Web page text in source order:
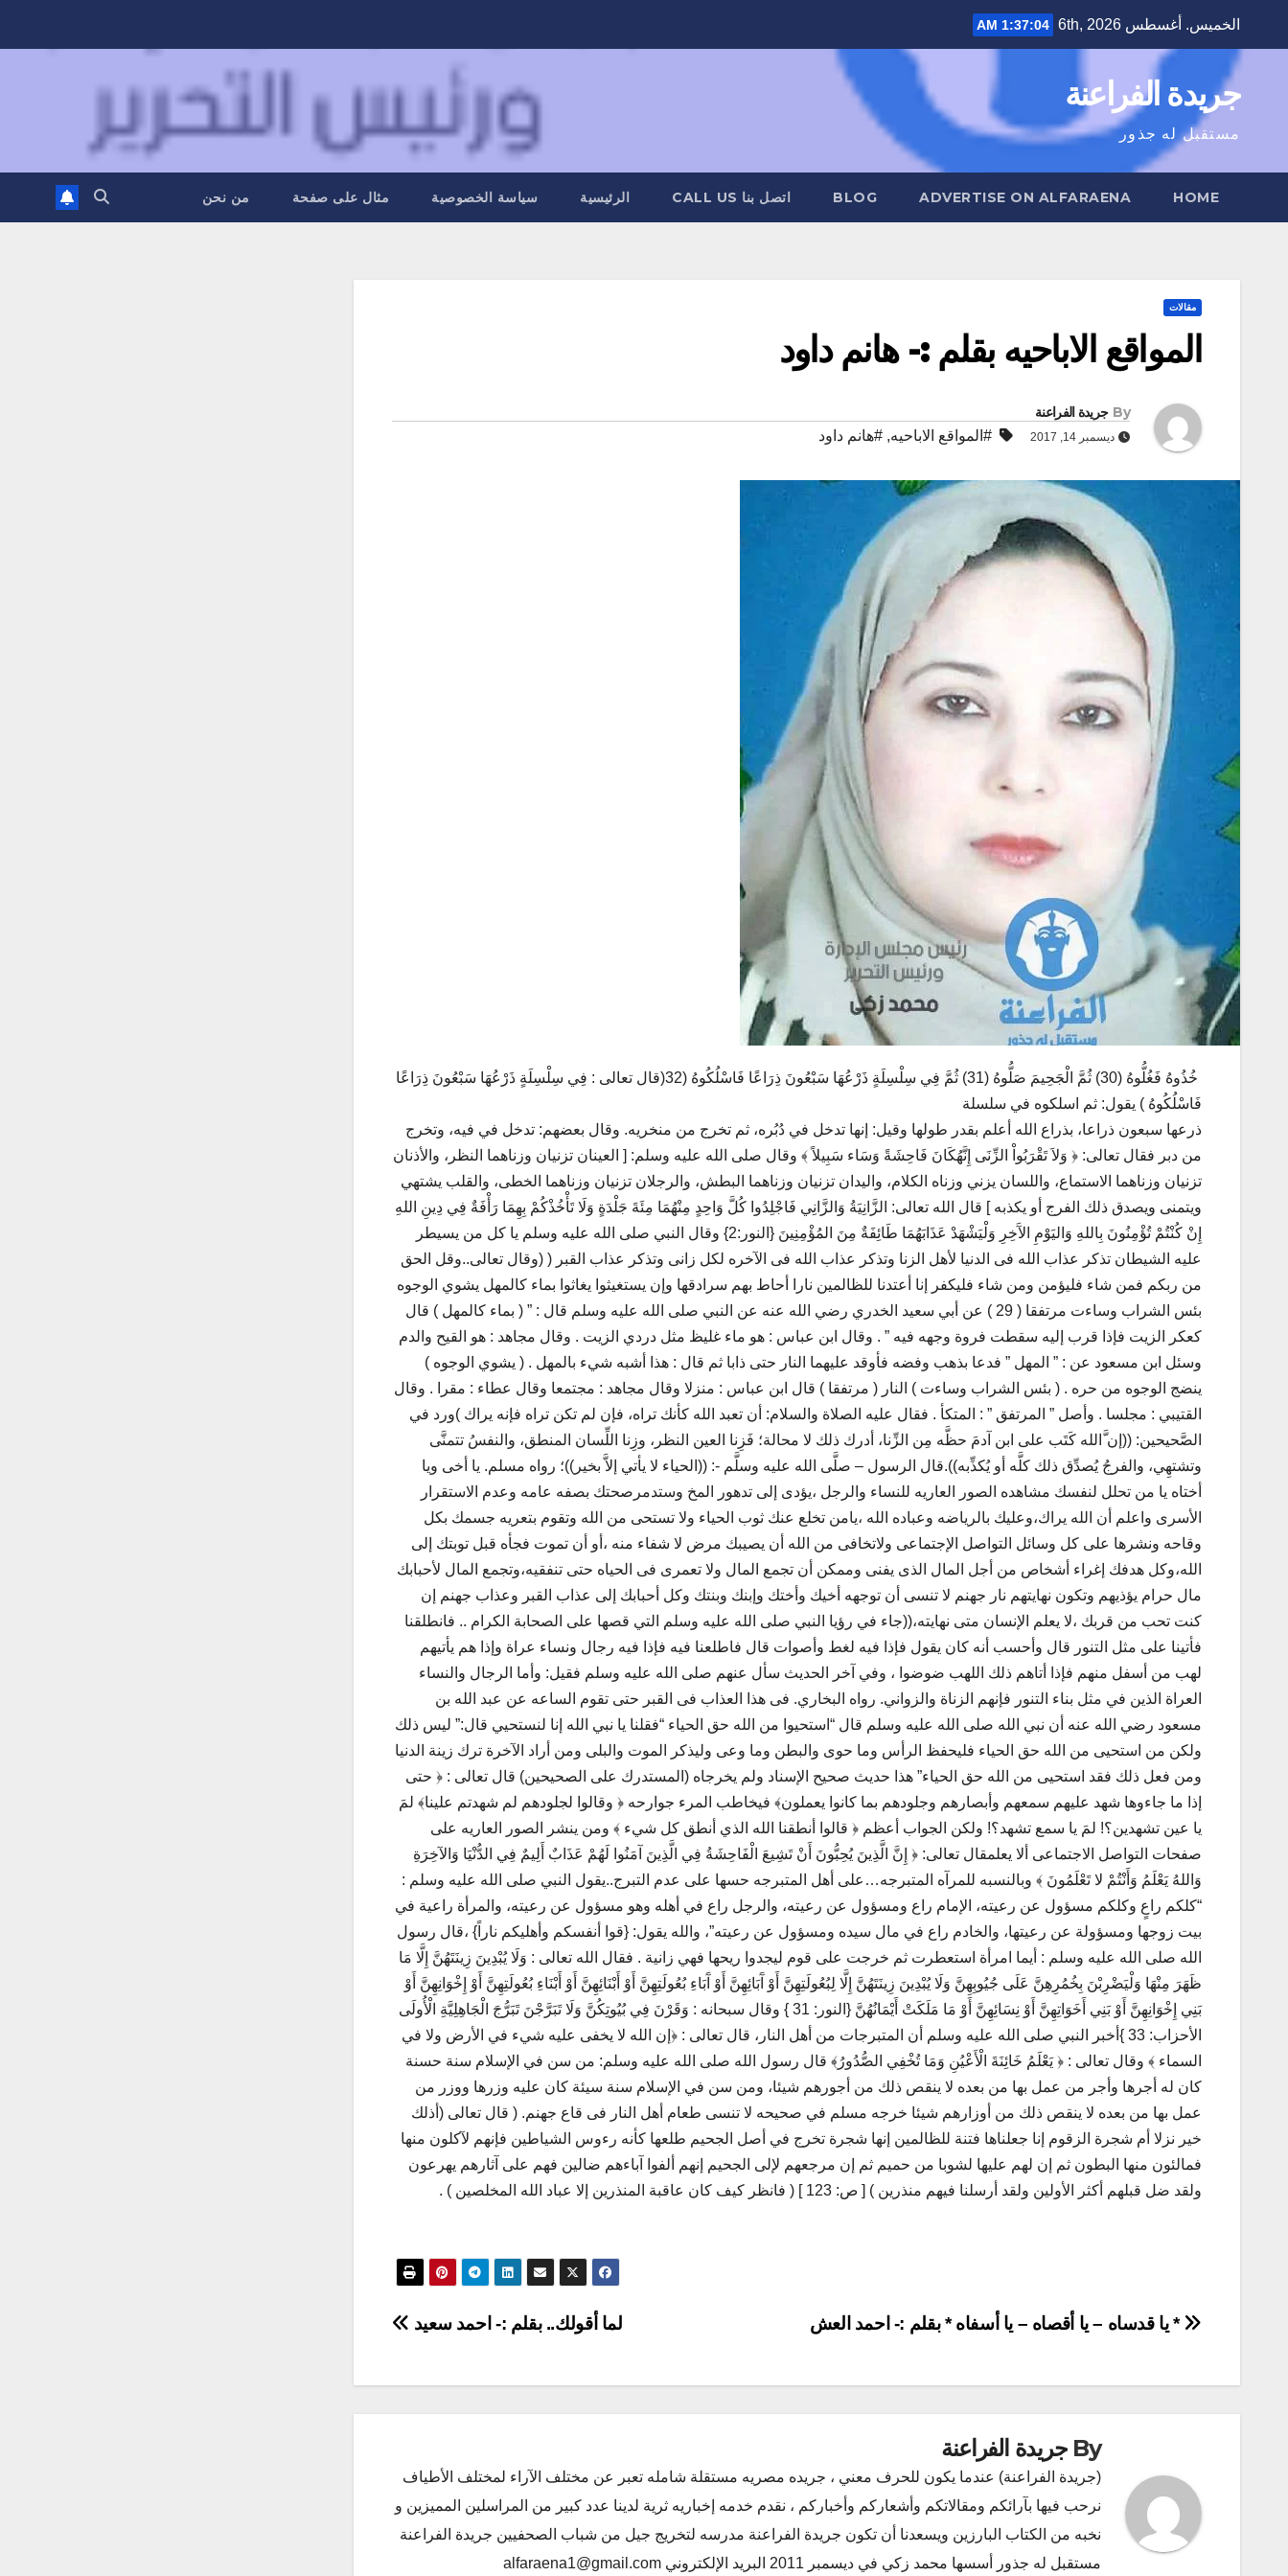
الخميس. أغسطس 6th, 2026 1:37:05 AM
جريدة الفراعنة
مستقبل له جذور
HOME
ADVERTISE ON ALFARAENA
BLOG اتصل بنا CALL US الرئيسية سياسة الخصوصية مثال على صفحة من نحن
مقالات
المواقع الاباحيه بقلم :- هانم داود
By جريدة الفراعنة
ديسمبر 14, 2017 #المواقع الاباحيه, #هانم داود
خُذُوهُ فَغُلُّوهُ (30) ثُمَّ الْجَحِيمَ صَلُّوهُ (31) ثُمَّ فِي سِلْسِلَةٍ ذَرْعُهَا سَبْعُونَ ذِرَاعًا فَاسْلُكُوهُ (32(قال تعالى : فِي سِلْسِلَةٍ ذَرْعُهَا سَبْعُونَ ذِرَاعًا
فَاسْلُكُوهُ ) يقول: ثم اسلكوه في سلسلة
ذرعها سبعون ذراعا، بذراع الله أعلم بقدر طولها وقيل: إنها تدخل في دُبُره، ثم تخرج من منخريه. وقال بعضهم: تدخل في فيه، وتخرج
من دبر فقال تعالى: ﴿ وَلاَ تَقْرَبُواْ الزِّنَى إِنَّهُكَانَ فَاحِشَةً وَسَاء سَبِيلاً ﴾ وقال صلى الله عليه وسلم: [ العينان تزنيان وزناهما النظر، والأذنان
تزنيان وزناهما الاستماع، واللسان يزني وزناه الكلام، واليدان تزنيان وزناهما البطش، والرجلان تزنيان وزناهما الخطى، والقلب يشتهي
ويتمنى ويصدق ذلك الفرج أو يكذبه ] قال الله تعالى: الزَّانِيَةُ وَالزَّانِي فَاجْلِدُوا كُلَّ وَاحِدٍ مِنْهُمَا مِئَةَ جَلْدَةٍ وَلَا تَأْخُذْكُمْ بِهِمَا رَأْفَةٌ فِي دِينِ اللهِ
إِنْ كُنْتُمْ تُؤْمِنُونَ بِاللهِ وَاليَوْمِ الآَخِرِ وَلْيَشْهَدْ عَذَابَهُمَا طَائِفَةٌ مِنَ المُؤْمِنِينَ {النور:2} وقال النبي صلى الله عليه وسلم يا كل من يسيطر
عليه الشيطان تذكر عذاب الله فى الدنيا لأهل الزنا وتذكر عذاب الله فى الآخره لكل زانى وتذكر عذاب القبر ( (وقال تعالى..وقل الحق
من ربكم فمن شاء فليؤمن ومن شاء فليكفر إنا أعتدنا للظالمين نارا أحاط بهم سرادقها وإن يستغيثوا يغاثوا بماء كالمهل يشوي الوجوه
بئس الشراب وساءت مرتفقا ( 29 ) عن أبي سعيد الخدري رضي الله عنه عن النبي صلى الله عليه وسلم قال : ” ( بماء كالمهل ) قال
كعكر الزيت فإذا قرب إليه سقطت فروة وجهه فيه ” . وقال ابن عباس : هو ماء غليظ مثل دردي الزيت . وقال مجاهد : هو القيح والدم
وسئل ابن مسعود عن : ” المهل ” فدعا بذهب وفضه فأوقد عليهما النار حتى ذابا ثم قال : هذا أشبه شيء بالمهل . ( يشوي الوجوه )
ينضج الوجوه من حره . ( بئس الشراب وساءت ) النار ( مرتفقا ) قال ابن عباس : منزلا وقال مجاهد : مجتمعا وقال عطاء : مقرا . وقال
القتيبي : مجلسا . وأصل ” المرتفق ” : المتكأ . فقال عليه الصلاة والسلام: أن تعبد الله كأنك تراه، فإن لم تكن تراه فإنه يراك )ورد في
الصَّحيحين: ((إن َّالله كَتَب على ابن آدمَ حظَّه مِن الزِّنا، أدرك ذلك لا محالة؛ فَزِنا العين النظر، وزِنا اللِّسان المنطق، والنفسُ تتمنَّى
وتشتهِي، والفرجُ يُصدِّق ذلك كلَّه أو يُكذِّبه)).قال الرسول – صلَّى الله عليه وسلَّم -: ((الحياء لا يأتي إلاَّ بخير))؛ رواه مسلم. يا أخى ويا
أختاه يا من تحلل لنفسك مشاهده الصور العاريه للنساء والرجل ،يؤدى إلى تدهور المخ وستدمرصحتك بصفه عامه وعدم الاستقرار
الأسرى واعلم أن الله يراك،وعليك بالرياضه وعباده الله ،يامن تخلع عنك ثوب الحياء ولا تستحى من الله وتقوم بتعريه جسمك بكل
وقاحه ونشرها على كل وسائل التواصل الإجتماعى ولاتخافى من الله أن يصيبك مرض لا شفاء منه ،أو أن تموت فجأه قبل توبتك إلى
الله،وكل هدفك إغراء أشخاص من أجل المال الذى يفنى وممكن أن تجمع المال ولا تعمرى فى الحياه حتى تنفقيه،وتجمع المال لأحبابك
مال حرام يؤذيهم وتكون نهايتهم نار جهنم لا تنسى أن توجهه أخيك وأختك وإبنك وبنتك وكل أحبابك إلى عذاب القبر وعذاب جهنم إن
كنت تحب من قربك ،لا يعلم الإنسان متى نهايته،((جاء في رؤيا النبي صلى الله عليه وسلم التي قصها على الصحابة الكرام .. فانطلقنا
فأتينا على مثل التنور قال وأحسب أنه كان يقول فإذا فيه لغط وأصوات قال فاطلعنا فيه فإذا فيه رجال ونساء عراة وإذا هم يأتيهم
لهب من أسفل منهم فإذا أتاهم ذلك اللهب ضوضوا ، وفي آخر الحديث سأل عنهم صلى الله عليه وسلم فقيل: وأما الرجال والنساء
العراة الذين في مثل بناء التنور فإنهم الزناة والزواني. رواه البخاري. فى هذا العذاب فى القبر حتى تقوم الساعه عن عبد الله بن
مسعود رضي الله عنه أن نبي الله صلى الله عليه وسلم قال “استحيوا من الله حق الحياء “فقلنا يا نبي الله إنا لنستحيي قال:” ليس ذلك
ولكن من استحيى من الله حق الحياء فليحفظ الرأس وما حوى والبطن وما وعى وليذكر الموت والبلى ومن أراد الآخرة ترك زينة الدنيا
ومن فعل ذلك فقد استحيى من الله حق الحياء” هذا حديث صحيح الإسناد ولم يخرجاه (المستدرك على الصحيحين) قال تعالى : ﴿ حتى
إذا ما جاءوها شهد عليهم سمعهم وأبصارهم وجلودهم بما كانوا يعملون﴾ فيخاطب المرء جوارحه ﴿ وقالوا لجلودهم لم شهدتم علينا﴾ لمَ
يا عين تشهدين؟! لمَ يا سمع تشهد؟! ولكن الجواب أعظم ﴿ قالوا أنطقنا الله الذي أنطق كل شيء ﴾ ومن ينشر الصور العاريه على
صفحات التواصل الاجتماعى ألا يعلمقال تعالى: ﴿ إِنَّ الَّذِينَ يُحِبُّونَ أَنْ تَشِيعَ الْفَاحِشَةُ فِي الَّذِينَ آمَنُوا لَهُمْ عَذَابٌ أَلِيمٌ فِي الدُّنْيَا وَالآخِرَةِ
وَاللهُ يَعْلَمُ وَأَنْتُمْ لا تَعْلَمُونَ ﴾ وبالنسبه للمرآه المتبرجه…على أهل المتبرجه حسها على عدم التبرج..يقول النبي صلى الله عليه وسلم :
“كلكم راعٍ وكلكم مسؤول عن رعيته، الإمام راع ومسؤول عن رعيته، والرجل راع في أهله وهو مسؤول عن رعيته، والمرأة راعية في
بيت زوجها ومسؤولة عن رعيتها، والخادم راع في مال سيده ومسؤول عن رعيته”، والله يقول: {قوا أنفسكم وأهليكم ناراً} ،قال رسول
الله صلى الله عليه وسلم : أيما امرأة استعطرت ثم خرجت على قوم ليجدوا ريحها فهي زانية . فقال الله تعالى : وَلَا يُبْدِينَ زِينَتَهُنَّ إِلَّا مَا
ظَهَرَ مِنْهَا وَلْيَضْرِبْنَ بِخُمُرِهِنَّ عَلَى جُيُوبِهِنَّ وَلَا يُبْدِينَ زِينَتَهُنَّ إِلَّا لِبُعُولَتِهِنَّ أَوْ آَبَائِهِنَّ أَوْ آَبَاءِ بُعُولَتِهِنَّ أَوْ أَبْنَائِهِنَّ أَوْ أَبْنَاءِ بُعُولَتِهِنَّ أَوْ إِخْوَانِهِنَّ أَوْ
بَنِي إِخْوَانِهِنَّ أَوْ بَنِي أَخَوَاتِهِنَّ أَوْ نِسَائِهِنَّ أَوْ مَا مَلَكَتْ أَيْمَانُهُنَّ {النور: 31 } وقال سبحانه : وَقَرْنَ فِي بُيُوتِكُنَّ وَلَا تَبَرَّجْنَ تَبَرُّجَ الْجَاهِلِيَّةِ الْأُولَى
الأحزاب: 33 }أخبر النبي صلى الله عليه وسلم أن المتبرجات من أهل النار، قال تعالى : ﴿إن الله لا يخفى عليه شيء في الأرض ولا في
السماء‏ ﴾‏ وقال تعالى : ﴿ يَعْلَمُ خَائِنَةَ الْأَعْيُنِ وَمَا تُخْفِي الصُّدُورُ﴾ قال رسول الله صلى الله عليه وسلم: من سن في الإسلام سنة حسنة
كان له أجرها وأجر من عمل بها من بعده لا ينقص ذلك من أجورهم شيئا، ومن سن في الإسلام سنة سيئة كان عليه وزرها ووزر من
عمل بها من بعده لا ينقص ذلك من أوزارهم شيئا خرجه مسلم في صحيحه لا تنسى طعام أهل النار فى قاع جهنم. ( قال تعالى (أذلك
خير نزلا أم شجرة الزقوم إنا جعلناها فتنة للظالمين إنها شجرة تخرج في أصل الجحيم طلعها كأنه رءوس الشياطين فإنهم لآكلون منها
فمالئون منها البطون ثم إن لهم عليها لشوبا من حميم ثم إن مرجعهم لإلى الجحيم إنهم ألفوا آباءهم ضالين فهم على آثارهم يهرعون
ولقد ضل قبلهم أكثر الأولين ولقد أرسلنا فيهم منذرين ) [ ص: 123 ] ( فانظر كيف كان عاقبة المنذرين إلا عباد الله المخلصين ) .
تصفّح
لما أقولك.. بقلم :- احمد سعيد * يا قدساه – يا أقصاه – يا أسفاه * بقلم :- احمد العش
By جريدة الفراعنة
(جريدة الفراعنة) عندما يكون للحرف معني ، جريده مصريه مستقلة شامله تعبر عن مختلف الآراء لمختلف الأطياف
نرحب فيها بآرائكم ومقالاتكم وأشعاركم وأخباركم ، نقدم خدمه إخباريه ثرية لدينا عدد كبير من المراسلين المميزين و
نخبه من الكتاب البارزين ويسعدنا أن تكون جريدة الفراعنة مدرسه لتخريج جيل من شباب الصحفيين جريدة الفراعنة
مستقبل له جذور أسسها محمد زكي في ديسمبر 2011 البريد الإلكتروني alfaraena1@gmail.com